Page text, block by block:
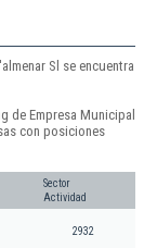
Sl se encuentra
de Empresa Municipal
con posiciones
Sector
Actividad
2932